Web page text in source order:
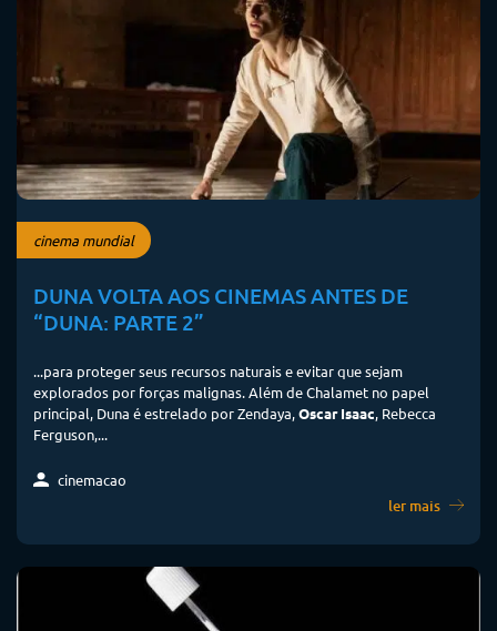
cinema mundial
DUNA VOLTA AOS CINEMAS ANTES DE
“DUNA: PARTE 2”
...para proteger seus recursos naturais e evitar que sejam
explorados por forças malignas. Além de Chalamet no papel
principal, Duna é estrelado por Zendaya,Oscar Isaac, Rebecca
Ferguson,...
cinemacao
ler mais